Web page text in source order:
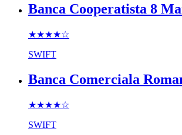
Banca Cooperatista 8
★★★★☆
SWIFT
Banca Comerciala
★★★★☆
SWIFT